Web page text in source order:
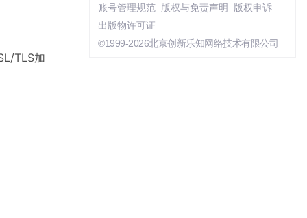
TLS加
账号管理规范
版权与免责声明
版权申诉
出版物许可证
©1999-2026北京创新乐知网络技术有限公司